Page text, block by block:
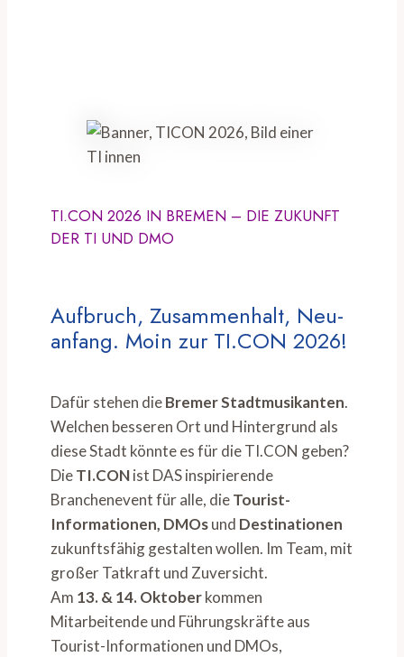
TI.CON 2026 IN BREMEN – DIE ZUKUNFT
DER TI UND DMO
Aufbruch, Zusammenhalt, Neu-
anfang. Moin zur TI.CON 2026!
Dafür stehen dieBremer Stadtmusikanten.
Welchen besseren Ort und Hintergrund als
diese Stadt könnte es für die TI.CON geben?
DieTI.CONist DAS inspirierende
Branchenevent für alle, dieTourist-
Informationen, DMOsund Destinationen
zukunftsfähig gestalten wollen. Im Team, mit
großer Tatkraft und Zuversicht.
Am 13. & 14. Oktoberkommen
Mitarbeitende und Führungskräfte aus
Tourist-Informationen und DMOs,